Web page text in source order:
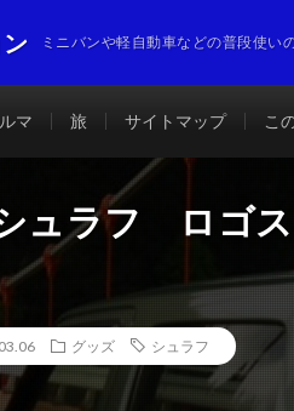
ミニバンや軽自動車などの普段使い
マ 旅 サイトマップ こ
ュラフ ロゴ
グッズ シュラフ